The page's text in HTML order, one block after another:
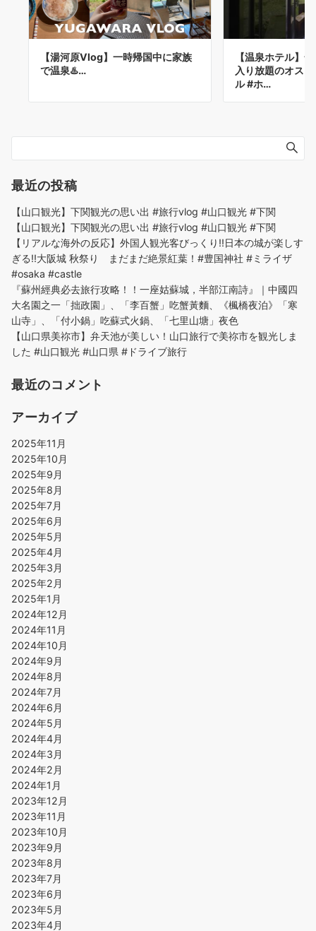
【湯河原Vlog】一時帰国中に家族
で温泉♨️…
【温泉ホテル】
入り放題のオス
ル #ホ…
最近の投稿
【山口観光】下関観光の思い出 #旅行vlog #山口観光 #下関
【山口観光】下関観光の思い出 #旅行vlog #山口観光 #下関
【リアルな海外の反応】外国人観光客びっくり!!日本の城が楽しす
ぎる!!大阪城 秋祭り まだまだ絶景紅葉！#豊国神社 #ミライザ
#osaka #castle
『蘇州經典必去旅行攻略！！一座姑蘇城，半部江南詩』｜中國四
大名園之一「拙政園」、「李百蟹」吃蟹黃麵、《楓橋夜泊》「寒
山寺」、「付小鍋」吃蘇式火鍋、「七里山塘」夜色
【山口県美祢市】弁天池が美しい！山口旅行で美祢市を観光しま
した #山口観光 #山口県 #ドライブ旅行
最近のコメント
アーカイブ
2025年11月
2025年10月
2025年9月
2025年8月
2025年7月
2025年6月
2025年5月
2025年4月
2025年3月
2025年2月
2025年1月
2024年12月
2024年11月
2024年10月
2024年9月
2024年8月
2024年7月
2024年6月
2024年5月
2024年4月
2024年3月
2024年2月
2024年1月
2023年12月
2023年11月
2023年10月
2023年9月
2023年8月
2023年7月
2023年6月
2023年5月
2023年4月